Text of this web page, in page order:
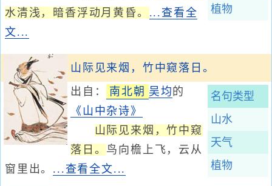
植物
水清浅，暗香浮动月黄昏。 ...查看全
文...
山际见来烟，竹中窥落日。
名句类型
山水
天气
植物
出自： 南北朝 吴均 的
《山中杂诗》
山际见来烟，竹中窥
落日。 鸟向檐上飞，云从
窗里出。 ...查看全文...